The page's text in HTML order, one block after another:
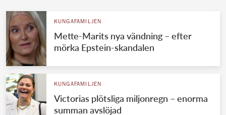
KUNGAFAMILJEN
Mette-Marits nya vändning – efter
mörka Epstein-skandalen
KUNGAFAMILJEN
Victorias plötsliga miljonregn – enorma
summan avslöjad